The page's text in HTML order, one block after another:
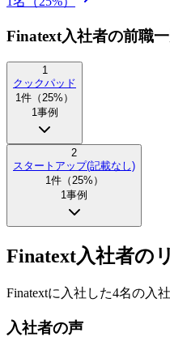
Finatext入社者の前職
1
クックパッド
1件（25%）
1事例
2
スタートアップ(記載なし)
1件（25%）
1事例
Finatext入社者の
Finatextに入社した4名の入
入社者の声